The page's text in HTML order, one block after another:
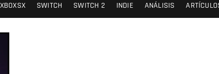
XBOXSX SWITCH SWITCH 2 INDIE ANÁLISIS